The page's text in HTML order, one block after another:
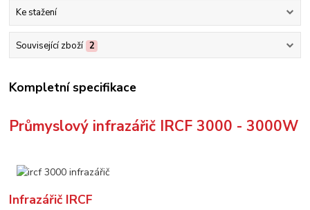
Ke stažení
Související zboží 2
Kompletní specifikace
Průmyslový infrazářič IRCF 3000 - 3000W
Infrazářič IRCF